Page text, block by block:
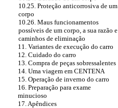
10.25. Proteção anticorrosiva de um
corpo
10.26. Maus funcionamentos
possíveis de um corpo, a sua razão e
caminhos de eliminação
11. Variantes de execução do carro
12. Cuidado do carro
13. Compra de peças sobressalentes
14. Uma viagem em CENTENA
15. Operação de inverno do carro
16. Preparação para exame
minucioso
17. Apêndices